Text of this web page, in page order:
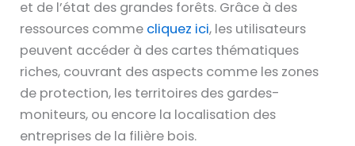
et de l’état des grandes forêts. Grâce à des
ressources comme cliquez ici, les utilisateurs
peuvent accéder à des cartes thématiques
riches, couvrant des aspects comme les zones
de protection, les territoires des gardes-
moniteurs, ou encore la localisation des
entreprises de la filière bois.